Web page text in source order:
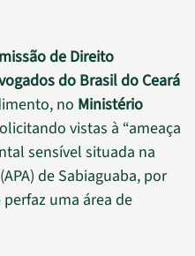
de Direito
do Brasil do Ceará
no Ministério
vistas à “ameaça
sensível situada na
de Sabiaguaba, por
uma área de